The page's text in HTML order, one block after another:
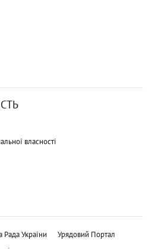
власності
Рада України
Урядовий Портал